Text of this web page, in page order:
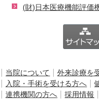
(財)日本医療機能評価
当院について
外来診療を
入院・手術を受ける方へ
連携機関の方へ
採用情報